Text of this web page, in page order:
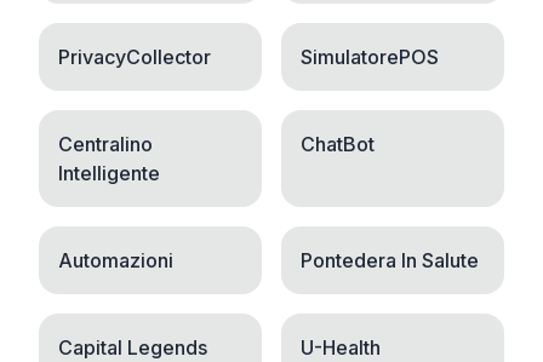
PrivacyCollector SimulatorePOS
Centralino
Intelligente
ChatBot
Automazioni Pontedera In Salute
Capital Legends U-Health